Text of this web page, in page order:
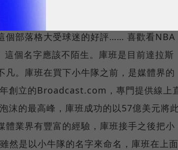
闆，更是個瘋狂運動迷。在這裡他大談
個部落格大受球迷的好評…… 喜歡看NBA
個名字應該不陌生。庫班是目前達拉斯
。庫班在買下小牛隊之前，是媒體界的
創立的Broadcast.com，專門提供線上
沫的最高峰，庫班成功的以57億美元將
業界有豐富的經驗，庫班接手之後把小
然是以小牛隊的名字來命名，庫班在上面